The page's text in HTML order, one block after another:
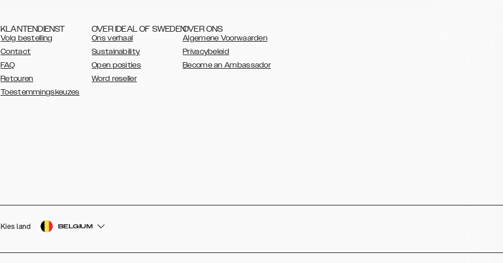
KLANTENDIENST
Volg bestelling
Contact
FAQ
Retouren
Toestemmingskeuzes
OVER IDEAL OF SWEDEN
Ons verhaal
Sustainability
Open posities
Word reseller
OVER ONS
Algemene Voorwaarden
Privacybeleid
Become an Ambassador
Kies land BELGIUM
AUSTRALIA
ESPAÑOL